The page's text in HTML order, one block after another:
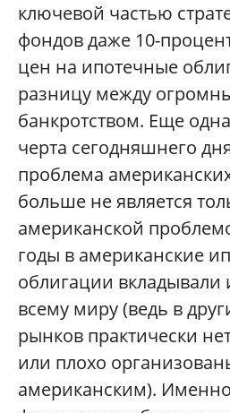
ключевой частью
фондов даже 10-
цен на ипотечные
разницу между
банкротством. Еще
черта сегодняшнего
проблема
больше не является
американской
годы в американские
облигации вкладывали
всему миру (ведь в
рынков практически
или плохо
американским).